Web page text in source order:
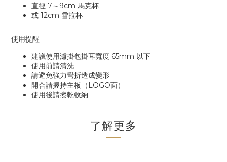
直徑 7 ～ 9cm 馬克杯
或 12cm 雪拉杯
使用提醒
建議使用濾掛包掛耳寬度 65mm 以下
使用前請清洗
請避免強力彎折造成變形
開合請握持主板（ LOGO面）
使用後請擦乾收納
了解更多